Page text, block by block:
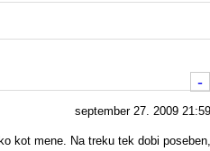
-
september 27. 2009 21:59
kot mene. Na treku tek dobi poseben,